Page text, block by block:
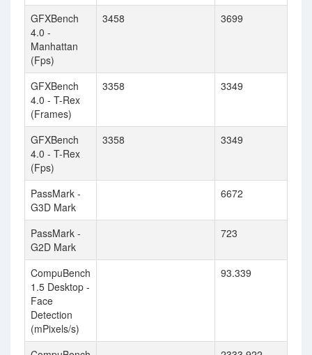
GFXBench
4.0 -
Manhattan
(Fps)
3458 3699
GFXBench
4.0 - T-Rex
(Frames)
3358 3349
GFXBench
4.0 - T-Rex
(Fps)
3358 3349
PassMark -
G3D Mark
6672
PassMark -
G2D Mark
723
CompuBench
1.5 Desktop -
Face
Detection
(mPixels/s)
93.339